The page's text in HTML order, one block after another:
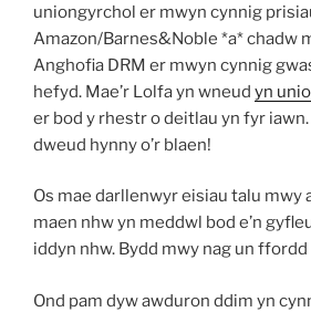
uniongyrchol er mwyn cynnig
Amazon/Barnes&Noble *a* chadw
Anghofia DRM er mwyn cynnig
hefyd. Mae’r Lolfa yn wneud yn
er bod y rhestr o deitlau yn fyr
dweud hynny o’r blaen!
Os mae darllenwyr eisiau talu mwy
maen nhw yn meddwl bod e’n
iddyn nhw. Bydd mwy nag un ffordd
Ond pam dyw awduron ddim yn